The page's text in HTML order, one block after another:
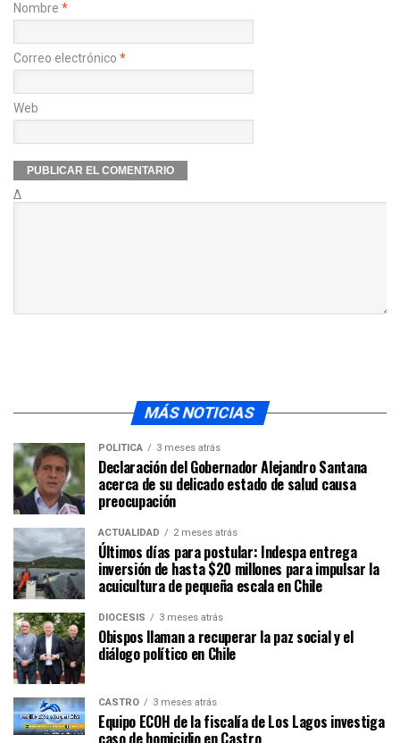
Nombre *
Correo electrónico *
Web
Δ
MÁS NOTICIAS
POLÍTICA 3 meses atrás
Declaración del Gobernador Alejandro Santana
acerca de su delicado estado de salud causa
preocupación
ACTUALIDAD 2 meses atrás
Últimos días para postular: Indespa entrega
inversión de hasta $20 millones para impulsar la
acuicultura de pequeña escala en Chile
DIÓCESIS 3 meses atrás
Obispos llaman a recuperar la paz social y el
diálogo político en Chile
CASTRO 3 meses atrás
Equipo ECOH de la fiscalía de Los Lagos investiga
caso de homicidio en Castro